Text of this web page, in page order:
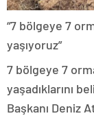
“7 bölgeye 7
yaşıyoruz”
7 bölgeye 7
yaşadıklarını
Başkanı Deniz